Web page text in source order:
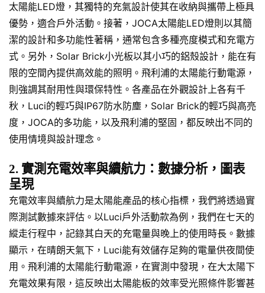
太陽能LED燈，其獨特的充氣設計使其在收納與攜帶上極具
優勢，適合戶外活動。接著，JOCA太陽能LED燈則以其簡
潔的設計和多功能性著稱，通常包含多種亮度模式和充電方
式。另外，Solar Brick小光板以其小巧的鋁殼設計，能在有
限的空間內提供高效能的照明。飛利浦的太陽能行動電源，
則強調其耐用性與環保特性。各產品在外觀設計上各有千
秋，Luci的輕巧與IP67防水防塵，Solar Brick的輕巧與高亮
度，JOCA的多功能，以及飛利浦的堅固，都反映出不同的
使用情境與設計理念。
2. 實測充電效率與續航力：數據分析，圖表
呈現
充電效率與續航力是太陽能產品的核心指標，我們將透過實
際測試數據來評估。以Luci戶外活動款為例，我們在七天的
縱走行程中，記錄其白天的充電量與晚上的使用時長。數據
顯示，在晴朗天氣下，Luci能有效儲存足夠的電量供夜間使
用。飛利浦的太陽能行動電源，在實測中發現，在大太陽下
充電效果有限，這反映出太陽能板的效率受光照條件影響甚